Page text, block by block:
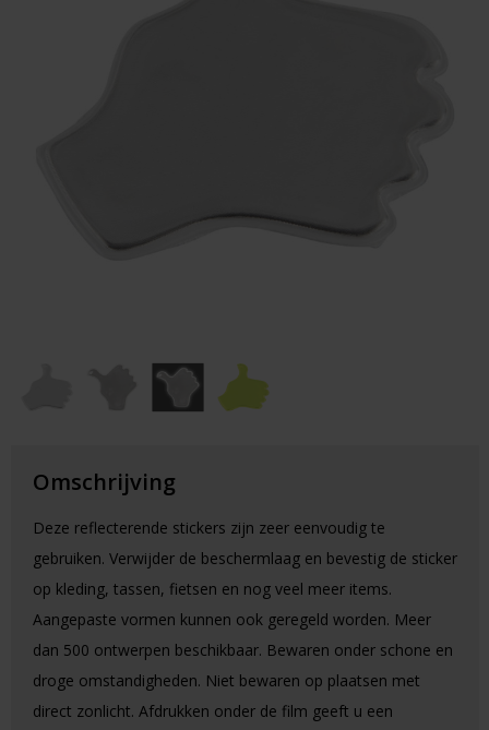
Paraplu's
Omschrijving
Deze reflecterende stickers zijn zeer eenvoudig te
gebruiken. Verwijder de beschermlaag en bevestig de sticker
op kleding, tassen, fietsen en nog veel meer items.
Aangepaste vormen kunnen ook geregeld worden. Meer
dan 500 ontwerpen beschikbaar. Bewaren onder schone en
droge omstandigheden. Niet bewaren op plaatsen met
direct zonlicht. Afdrukken onder de film geeft u een